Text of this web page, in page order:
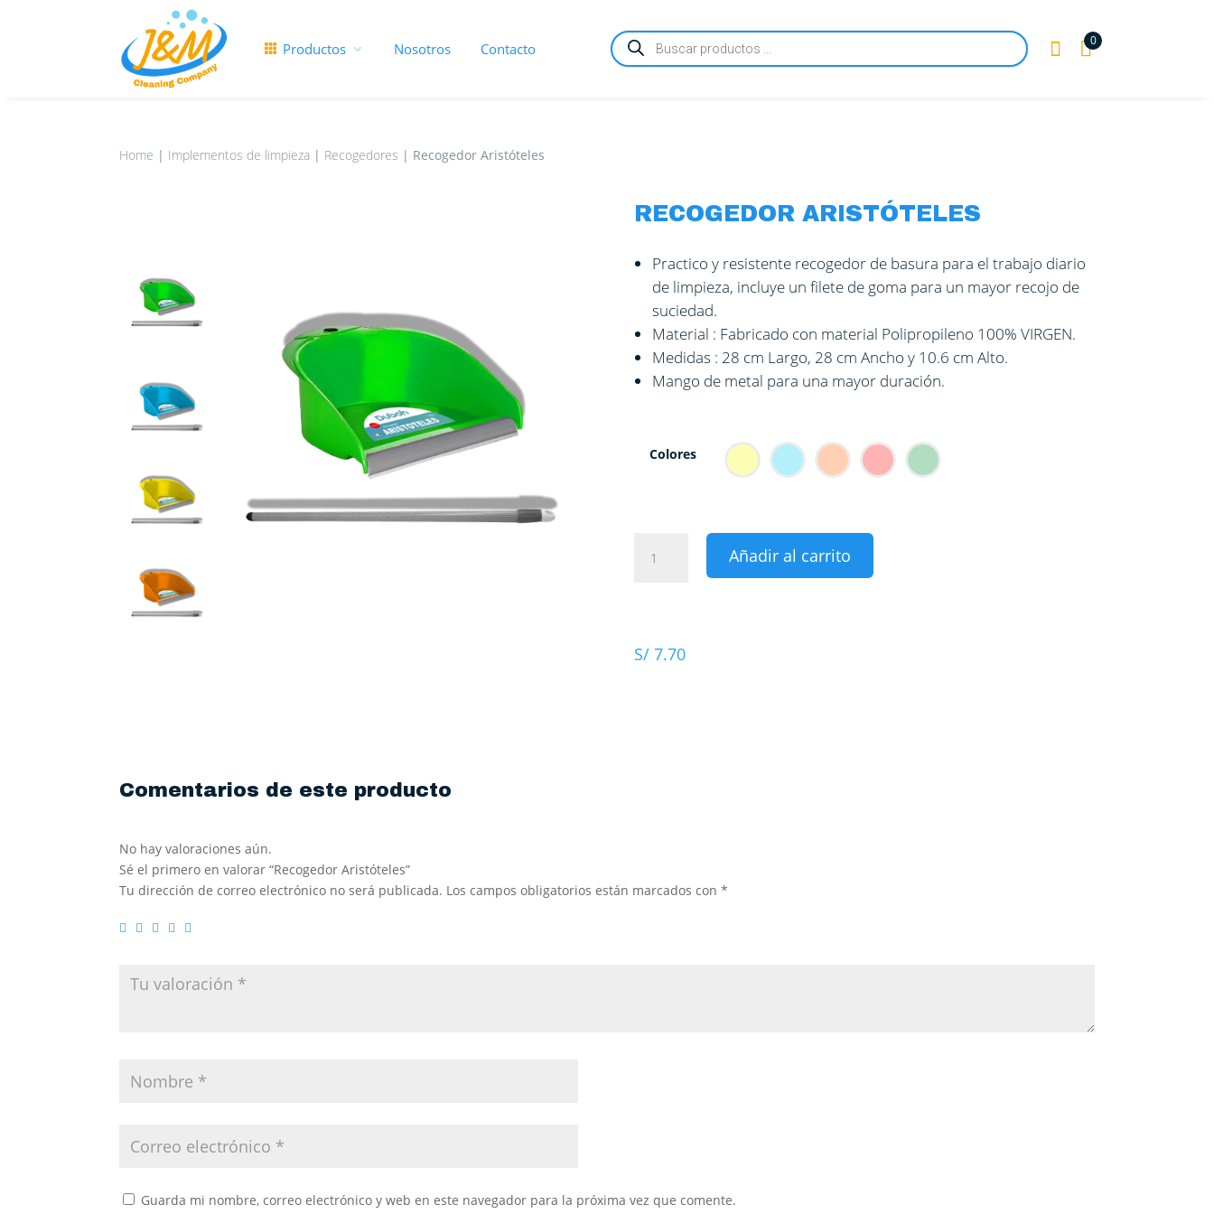
Productos Nosotros Contacto
Búsqueda
de
productos
 0
Home | Implementos de limpieza | Recogedores | Recogedor Aristóteles
RECOGEDOR ARISTÓTELES
Practico y resistente recogedor de basura para el trabajo diario
de limpieza, incluye un filete de goma para un mayor recojo de
suciedad.
Material : Fabricado con material Polipropileno 100% VIRGEN.
Medidas : 28 cm Largo, 28 cm Ancho y 10.6 cm Alto.
Mango de metal para una mayor duración.
Colores
Aristóteles
Añadir al carrito
S/7.70
Comentarios de este producto
No hay valoraciones aún.
Sé el primero en valorar “Recogedor Aristóteles”
Tu dirección de correo electrónico no será publicada. Los campos obligatorios están marcados con *
Guarda mi nombre, correo electrónico y web en este navegador para la próxima vez que comente.